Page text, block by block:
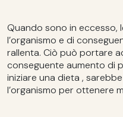
Quando sono in eccesso,
l’organismo e di
rallenta. Ciò può portare
conseguente aumento di
iniziare una dieta ,
l’organismo per ottenere